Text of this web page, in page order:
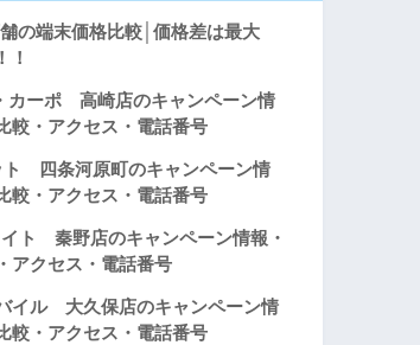
の端末価格比較│価格差は最大
！
カーポ 高崎店のキャンペーン情
較・アクセス・電話番号
ト 四条河原町のキャンペーン情
較・アクセス・電話番号
ト 秦野店のキャンペーン情報・
アクセス・電話番号
イル 大久保店のキャンペーン情
較・アクセス・電話番号